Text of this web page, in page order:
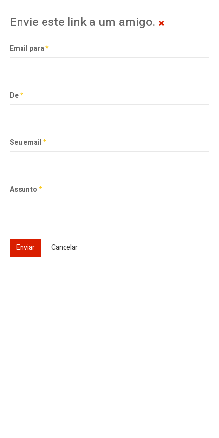
Envie este link a um amigo.
Email para*
De*
Seu email*
Assunto*
Enviar Cancelar